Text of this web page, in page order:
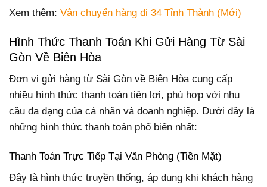
Xem thêm: Vận chuyển hàng đi 34 Tỉnh Thành (Mới)
Hình Thức Thanh Toán Khi Gửi Hàng Từ Sài
Gòn Về Biên Hòa
Đơn vị gửi hàng từ Sài Gòn về Biên Hòa cung cấp
nhiều hình thức thanh toán tiện lợi, phù hợp với nhu
cầu đa dạng của cá nhân và doanh nghiệp. Dưới đây là
những hình thức thanh toán phổ biến nhất:
Thanh Toán Trực Tiếp Tại Văn Phòng (Tiền Mặt)
Đây là hình thức truyền thống, áp dụng khi khách hàng